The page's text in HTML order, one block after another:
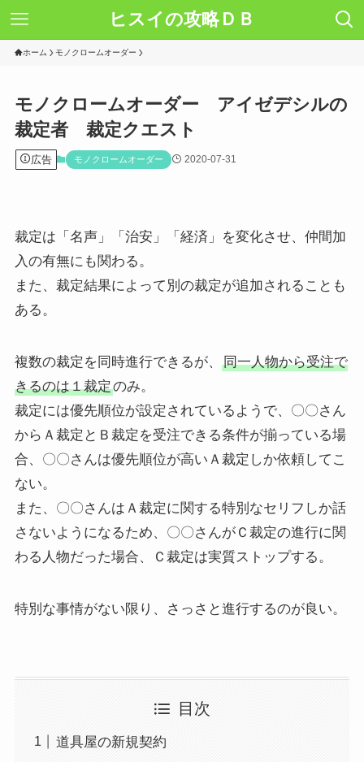
ヒスイの攻略ＤＢ
ホーム モノクロームオーダー
モノクロームオーダー アイゼデシルの
裁定者 裁定クエスト
広告 モノクロームオーダー 2020-07-31
裁定は「名声」「治安」「経済」を変化させ、仲間加
入の有無にも関わる。
また、裁定結果によって別の裁定が追加されることも
ある。
複数の裁定を同時進行できるが、
同一人物から受注で
きるのは１裁定のみ。
裁定には優先順位が設定されているようで、〇〇さん
からＡ裁定とＢ裁定を受注できる条件が揃っている場
合、〇〇さんは優先順位が高いＡ裁定しか依頼してこ
ない。
また、〇〇さんはＡ裁定に関する特別なセリフしか話
さないようになるため、〇〇さんがＣ裁定の進行に関
わる人物だった場合、Ｃ裁定は実質ストップする。
特別な事情がない限り、さっさと進行するのが良い。
目次
道具屋の新規契約